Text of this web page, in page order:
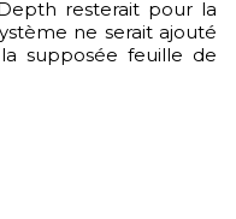
resterait pour la
ne serait ajouté
supposée feuille de